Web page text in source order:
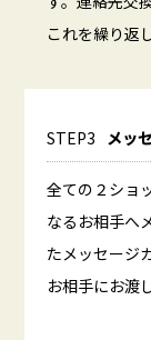
これを繰り返
STEP3 メッ
全ての２ショ
なるお相手へ
たメッセージ
お相手にお渡